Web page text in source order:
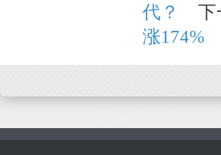
代？
下
涨174%